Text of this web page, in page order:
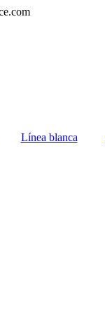
Línea blanca